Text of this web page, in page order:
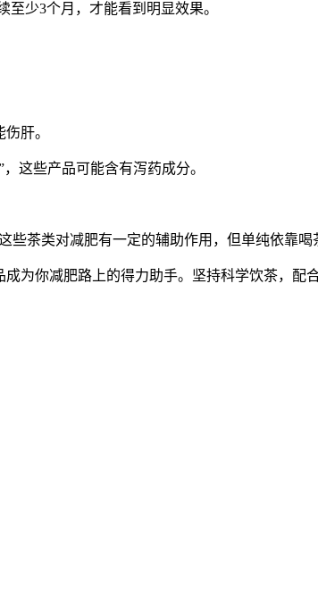
少3个月，才能看到明显效果。
肝。
这些产品可能含有泻药成分。
些茶类对减肥有一定的辅助作用，但单纯依靠
为你减肥路上的得力助手。坚持科学饮茶，